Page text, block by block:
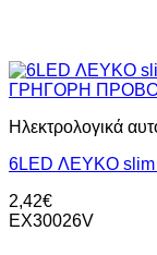
ΓΡΗΓΟΡΗ
Ηλεκτρολογικά
6LED ΛΕΥΚΟ
2,42€
ΕΧ30026V